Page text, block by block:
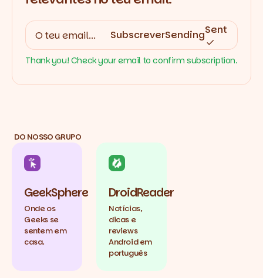
SubscreverSendingSent
Thank you! Check your email to confirm subscription.
DO NOSSO GRUPO
GeekSphere
Onde os
Geeks se
sentem em
casa.
DroidReader
Notícias,
dicas e
reviews
Android em
português